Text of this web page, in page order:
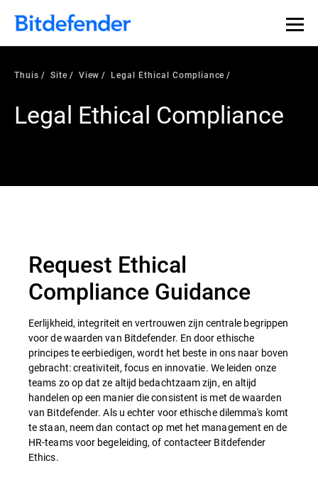
Thuis Site View Legal Ethical Compliance
Legal Ethical Compliance
Request Ethical
Compliance Guidance
Eerlijkheid, integriteit en vertrouwen zijn centrale begrippen
voor de waarden van Bitdefender. En door ethische
principes te eerbiedigen, wordt het beste in ons naar boven
gebracht: creativiteit, focus en innovatie. We leiden onze
teams zo op dat ze altijd bedachtzaam zijn, en altijd
handelen op een manier die consistent is met de waarden
van Bitdefender. Als u echter voor ethische dilemma's komt
te staan, neem dan contact op met het management en de
HR-teams voor begeleiding, of contacteer Bitdefender
Ethics.